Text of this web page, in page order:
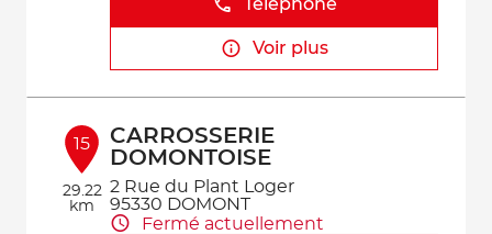
Téléphone
Voir plus
15
29.22
km
CARROSSERIE
DOMONTOISE
2 Rue du Plant Loger
95330 DOMONT
Fermé actuellement